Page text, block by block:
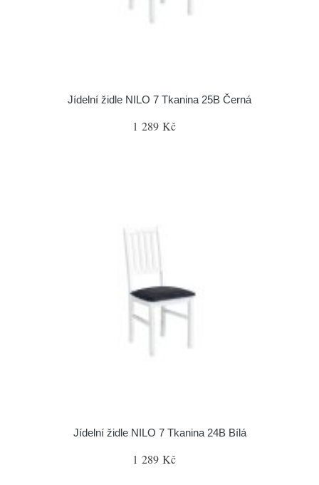
Jídelní židle NILO 7 Tkanina 25B Černá
1 289 Kč
Jídelní židle NILO 7 Tkanina 24B Bílá
1 289 Kč